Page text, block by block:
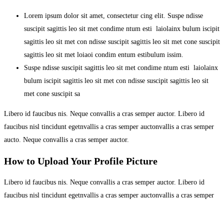
Lorem ipsum dolor sit amet, consectetur cing elit. Suspe ndisse
suscipit sagittis leo sit met condime ntum esti laiolainx bulum iscipit
sagittis leo sit met con ndisse suscipit sagittis leo sit met cone suscipit
sagittis leo sit met loiaoi condim entum estibulum issim.
Suspe ndisse suscipit sagittis leo sit met condime ntum esti laiolainx
bulum iscipit sagittis leo sit met con ndisse suscipit sagittis leo sit
met cone suscipit sa
Libero id faucibus nis. Neque convallis a cras semper auctor. Libero id
faucibus nisl tincidunt egetnvallis a cras semper auctonvallis a cras semper
aucto. Neque convallis a cras semper auctor.
How to Upload Your Profile Picture
Libero id faucibus nis. Neque convallis a cras semper auctor. Libero id
faucibus nisl tincidunt egetnvallis a cras semper auctonvallis a cras semper